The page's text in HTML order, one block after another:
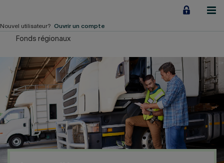
contenu
Employeurs
Financement d'entreprise
Notre Impact
À propos
Nouvel utilisateur? Ouvrir un compte
Fonds régionaux